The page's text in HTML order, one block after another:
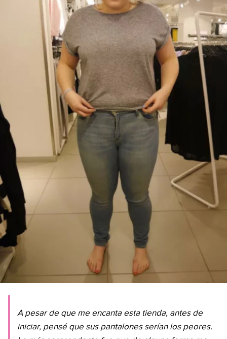
A pesar de que me encanta esta tienda, antes de
iniciar, pensé que sus pantalones serían los peores.